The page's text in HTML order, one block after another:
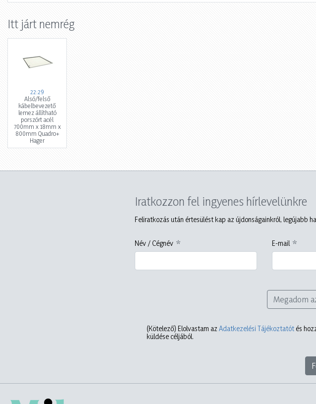
Itt járt nemrég
22:29
Alsó/felső
kábelbevezető
lemez állítható
porszórt acél
700mm x 18mm x
800mm Quadro+
Hager
Iratkozzon fel ingyenes hírlevelünkre
Feliratkozás után értesülést kap az újdonságainkról, legújabb
Név / Cégnév E-mail
Megadom
(Kötelező) Elolvastam az Adatkezelési Tájékoztatót és
küldése céljából.